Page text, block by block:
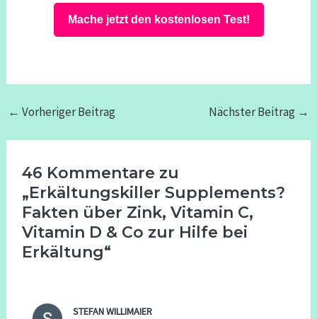
Mache jetzt den kostenlosen Test!
← Vorheriger Beitrag Nächster Beitrag →
46 Kommentare zu
„Erkältungskiller Supplements?
Fakten über Zink, Vitamin C,
Vitamin D & Co zur Hilfe bei
Erkältung“
STEFAN WILLIMAIER